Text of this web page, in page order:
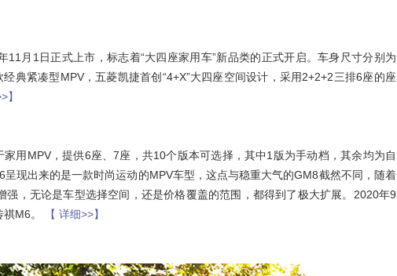
月1日正式上市，标志着“大四座家用车”新品类的正式开启。车身尺寸分别为
典紧凑型MPV，五菱凯捷首创“4+X”大四座空间设计，采用2+2+2三排6座的座
】
用MPV，提供6座、7座，共10个版本可选择，其中1版为手动档，其余均为自
现出来的是一款时尚运动的MPV车型，这点与稳重大气的GM8截然不同，随着
，无论是车型选择空间，还是价格覆盖的范围，都得到了极大扩展。2020年9
M6。
【 详细>>】